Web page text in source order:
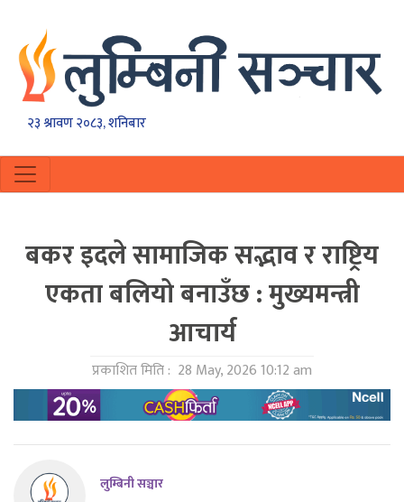
२३ श्रावण २०८३, शनिबार
बकर इदले सामाजिक सद्भाव र राष्ट्रिय
एकता बलियो बनाउँछ : मुख्यमन्त्री
आचार्य
प्रकाशित मिति : 28 May, 2026 10:12 am
लुम्बिनी सञ्चार